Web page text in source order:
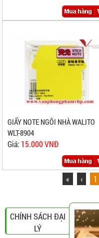
GIẤY NOTE NGÔI NHÀ WALITO
WLT-8904
Giá: 15.000 VNĐ
« ‹ 1
CHÍNH SÁCH ĐẠI
LÝ